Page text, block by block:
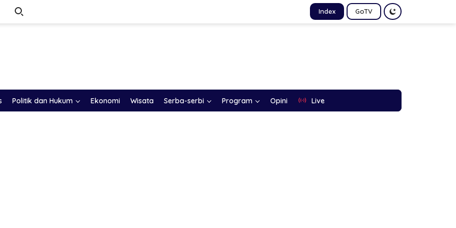
Index GoTV
Politik dan Hukum Ekonomi Wisata Serba-serbi Program Opini Live